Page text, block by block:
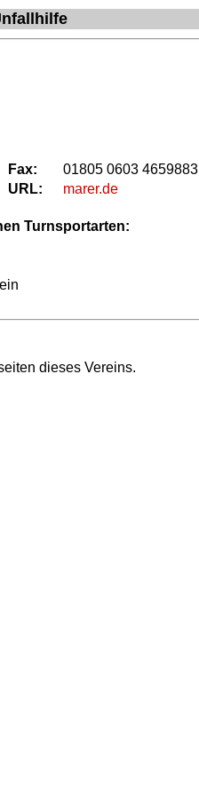
Fax:
01805 0603 4659883
URL: marer.de
Turnsportarten:
dieses Vereins.